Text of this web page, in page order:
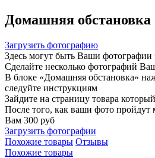
Домашняя обстановка
Загрузить фотографию
Здесь могут быть Ваши фотографии
Сделайте несколько фотографий
В блоке «Домашняя обстановка»
следуйте инструкциям
Зайдите на страницу товара
После того, как ваши фото
Вам 300 руб
Загрузить фотографии
Похожие товары Отзывы
Похожие товары